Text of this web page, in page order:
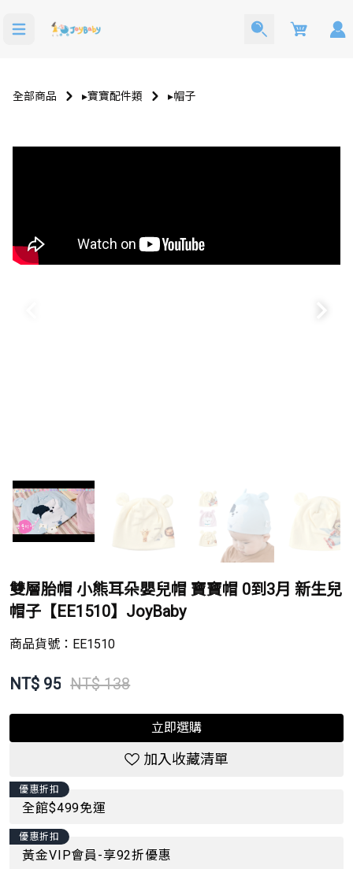
Cart
全部商品 ▸寶寶配件類 ▸帽子
雙層胎帽 小熊耳朵嬰兒帽 寶寶帽 0到3月 新生兒
帽子【EE1510】JoyBaby
商品貨號： EE1510
NT$ 95 NT$ 138
立即選購
加入收藏清單
優惠折扣
全館$499免運
優惠折扣
黃金VIP會員-享92折優惠
西裝 洗澡玩具